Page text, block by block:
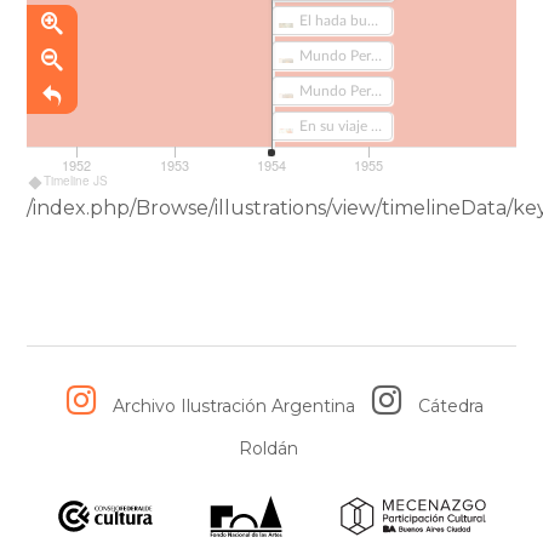
Timeline JS
1952 1953 1954 1955
/index.php/Browse/illustrations/view/timelineData/
Archivo Ilustración Argentina
Cátedra
Roldán